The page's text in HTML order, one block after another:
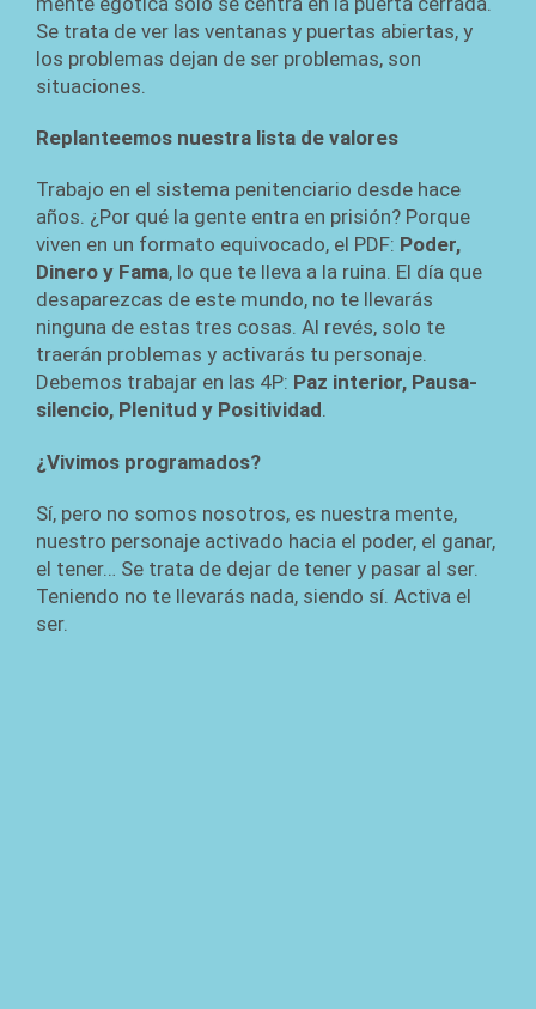
Se trata de ver las ventanas y puertas abiertas, y
los problemas dejan de ser problemas, son
situaciones.
Replanteemos nuestra lista de valores
Trabajo en el sistema penitenciario desde hace
años. ¿Por qué la gente entra en prisión? Porque
viven en un formato equivocado, el PDF: Poder,
Dinero y Fama, lo que te lleva a la ruina. El día que
desaparezcas de este mundo, no te llevarás
ninguna de estas tres cosas. Al revés, solo te
traerán problemas y activarás tu personaje.
Debemos trabajar en las 4P: Paz interior, Pausa-
silencio, Plenitud y Positividad.
¿Vivimos programados?
Sí, pero no somos nosotros, es nuestra mente,
nuestro personaje activado hacia el poder, el ganar,
el tener… Se trata de dejar de tener y pasar al ser.
Teniendo no te llevarás nada, siendo sí. Activa el
ser.